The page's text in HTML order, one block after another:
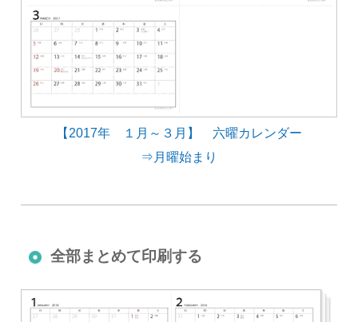
【2017年 １月～３月】 六曜カレンダー
⇒月曜始まり
全部まとめて印刷する